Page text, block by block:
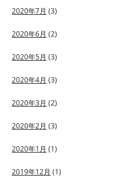
2020年7月 (3)
2020年6月 (2)
2020年5月 (3)
2020年4月 (3)
2020年3月 (2)
2020年2月 (3)
2020年1月 (1)
2019年12月 (1)